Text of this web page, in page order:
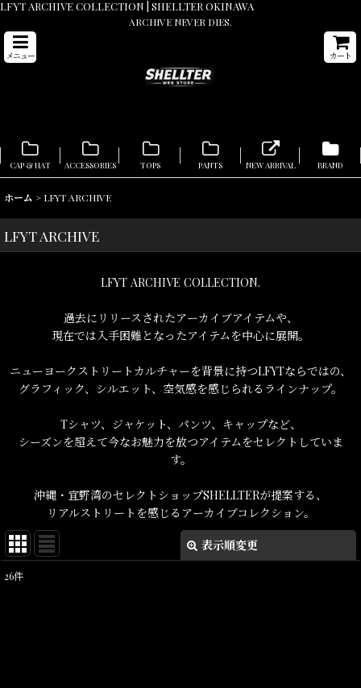
LFYT ARCHIVE COLLECTION | SHELLTER OKINAWA
ARCHIVE NEVER DIES.
メニュー カート
CAP & HAT ACCESSORIES TOPS PANTS NEW ARRIVAL BRAND
ホーム > LFYT ARCHIVE
LFYT ARCHIVE
LFYT ARCHIVE COLLECTION.
過去にリリースされたアーカイブアイテムや、
現在では入手困難となったアイテムを中心に展開。
ニューヨークストリートカルチャーを背景に持つLFYTならではの、
グラフィック、シルエット、空気感を感じられるラインナップ。
Tシャツ、ジャケット、パンツ、キャップなど、
シーズンを超えて今なお魅力を放つアイテムをセレクトしていま
す。
沖縄・宜野湾のセレクトショップSHELLTERが提案する、
リアルストリートを感じるアーカイブコレクション。
表示順変更
26件